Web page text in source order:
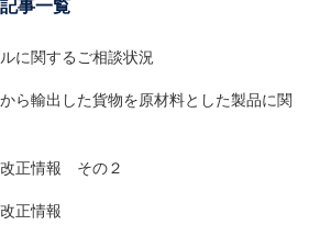
事一覧
に関するご相談状況
ら輸出した貨物を原材料とした製品に関
正情報 その２
正情報